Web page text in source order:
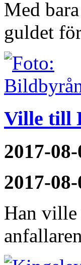
Med
guldet
Ville till
2017-
2017-
Han ville